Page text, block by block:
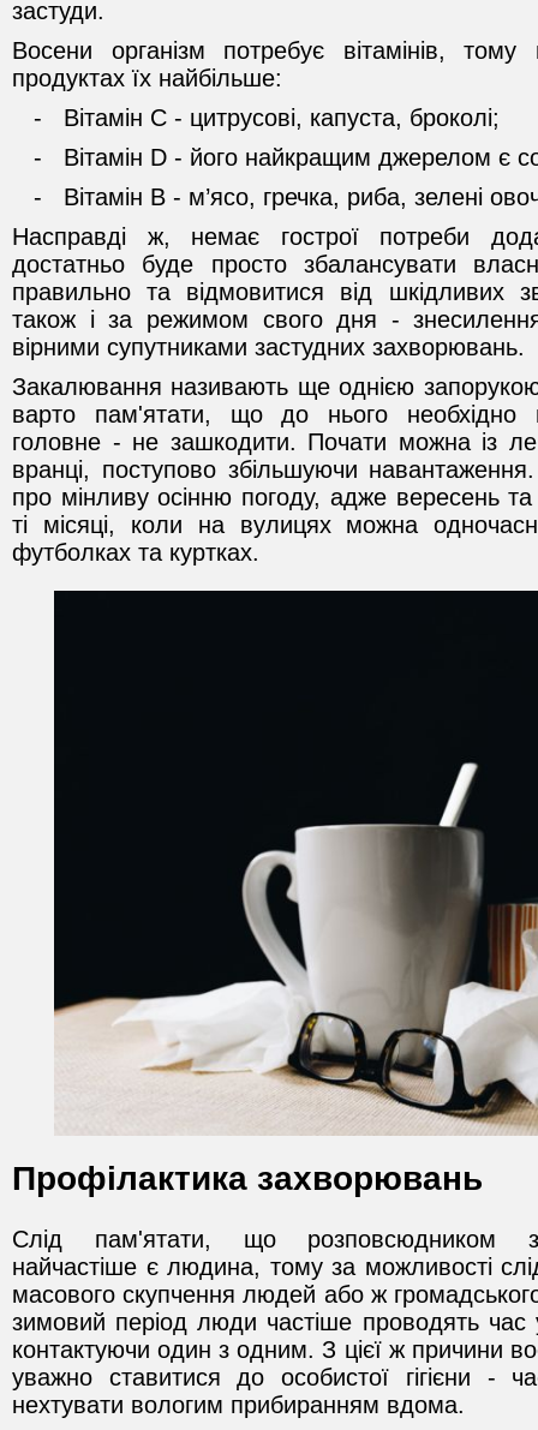
застуди.
Восени організм потребує вітамінів,
продуктах їх найбільше:
- Вітамін С - цитрусові, капуста, броколі;
- Вітамін D - його найкращим джерелом є
- Вітамін B - м’ясо, гречка, риба, зелені
Насправді ж, немає гострої потреби
достатньо буде просто збалансувати
правильно та відмовитися від шкідливих
також і за режимом свого дня -
вірними супутниками застудних захворювань.
Закалювання називають ще однією запорукою
варто пам'ятати, що до нього необхідно
головне - не зашкодити. Почати можна із
вранці, поступово збільшуючи
про мінливу осінню погоду, адже вересень
ті місяці, коли на вулицях можна
футболках та куртках.
Профілактика захворювань
Слід пам'ятати, що розповсюдником
найчастіше є людина, тому за можливості
масового скупчення людей або ж
зимовий період люди частіше проводять час
контактуючи один з одним. З цієї ж причини
уважно ставитися до особистої гігієни -
нехтувати вологим прибиранням вдома.